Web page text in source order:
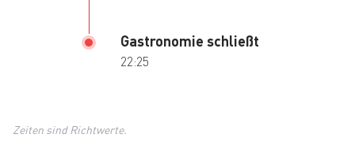
Gastronomie schließt
22:25
Zeiten sind Richtwerte.